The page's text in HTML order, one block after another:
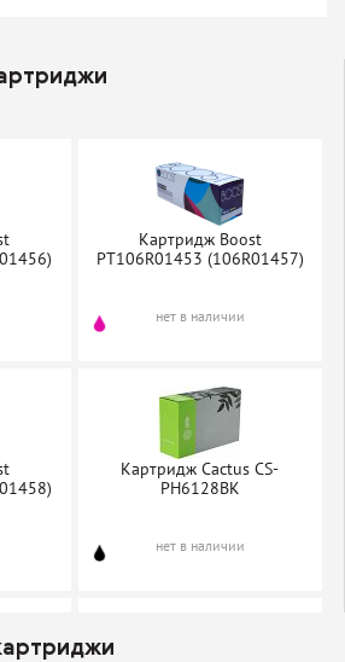
Картридж Boost
PT106R01453 (106R01457)
нет в наличии
Картридж Cactus CS-
PH6128BK
нет в наличии